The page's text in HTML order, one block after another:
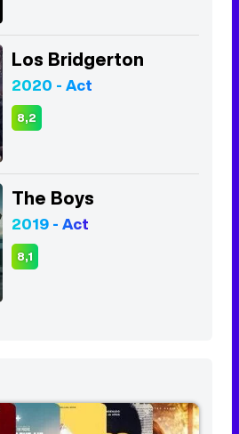
Los Bridgerton
2020 - Act
8,2
The Boys
2019 - Act
8,1